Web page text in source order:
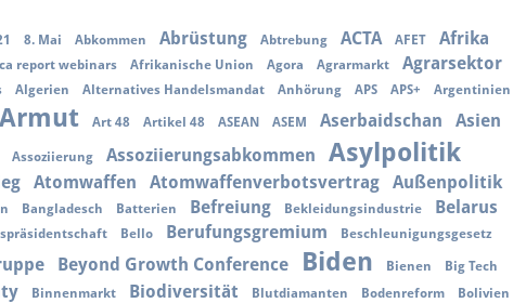
8. Mai Abkommen Abrüstung Abtrebung ACTA AFET Afrika
report webinars Afrikanische Union Agora Agrarmarkt Agrarsektor
Algerien Alternatives Handelsmandat Anhörung APS APS+ Argentinien
Armut Art 48 Artikel 48 ASEAN ASEM Aserbaidschan Asien
Assoziierung Assoziierungsabkommen Asylpolitik
Atomwaffen Atomwaffenverbotsvertrag Außenpolitik
Bangladesch Batterien Befreiung Bekleidungsindustrie Belarus
Bello Berufungsgremium Beschleunigungsgesetz
Beyond Growth Conference Biden Bienen Big Tech
Binnenmarkt Biodiversität Blutdiamanten Bodenreform Bolivien